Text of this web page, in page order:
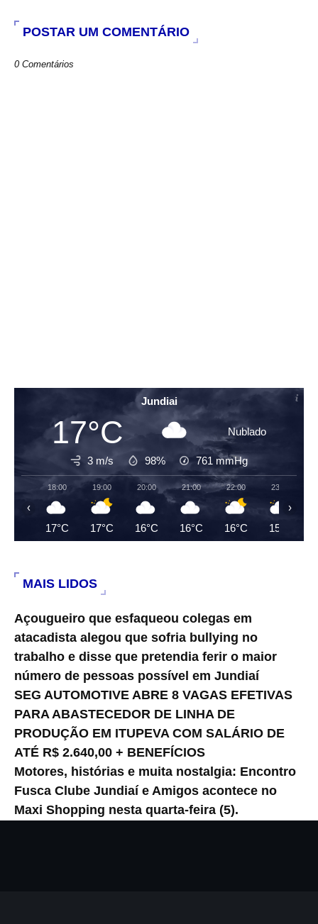
POSTAR UM COMENTÁRIO
0 Comentários
Jundiai
17°C Nublado
3 m/s 98% 761 mmHg
18:00
17°C
19:00
17°C
20:00
16°C
21:00
16°C
22:00
16°C
23:00
15°C
‹ ›
MAIS LIDOS
Açougueiro que esfaqueou colegas em
atacadista alegou que sofria bullying no
trabalho e disse que pretendia ferir o maior
número de pessoas possível em Jundiaí
SEG AUTOMOTIVE ABRE 8 VAGAS EFETIVAS
PARA ABASTECEDOR DE LINHA DE
PRODUÇÃO EM ITUPEVA COM SALÁRIO DE
ATÉ R$ 2.640,00 + BENEFÍCIOS
Motores, histórias e muita nostalgia: Encontro
Fusca Clube Jundiaí e Amigos acontece no
Maxi Shopping nesta quarta-feira (5).